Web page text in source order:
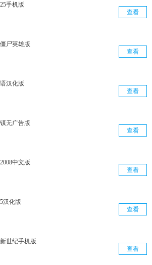
手机版
查看
尸英雄版
查看
汉化版
查看
无广告版
查看
中文版
查看
汉化版
查看
世纪手机版
查看